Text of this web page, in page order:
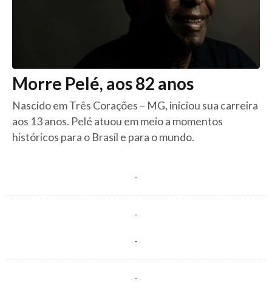
Morre Pelé, aos 82 anos
Nascido em Três Corações – MG, iniciou sua carreira
aos 13 anos. Pelé atuou em meio a momentos
históricos para o Brasil e para o mundo.
-
-
-
-